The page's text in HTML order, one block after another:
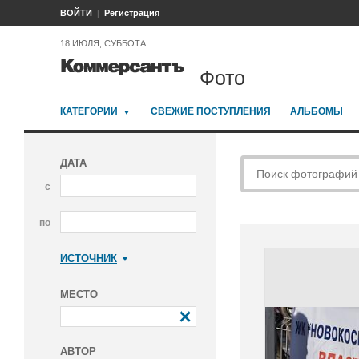
ВОЙТИ Регистрация
18 ИЮЛЯ, СУББОТА
Фото
КАТЕГОРИИ СВЕЖИЕ ПОСТУПЛЕНИЯ АЛЬБОМЫ
ДАТА
с
по
ИСТОЧНИК
МЕСТО
АВТОР